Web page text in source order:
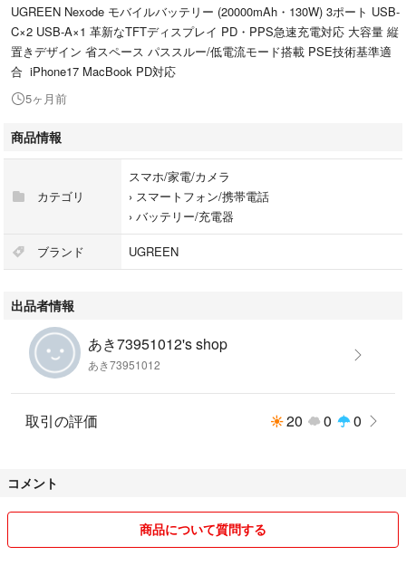
UGREEN Nexode モバイルバッテリー (20000mAh・130W) 3ポート USB-
C×2 USB-A×1 革新なTFTディスプレイ PD・PPS急速充電対応 大容量 縦
置きデザイン 省スペース パススルー/低電流モード搭載 PSE技術基準適
合 iPhone17 MacBook PD対応
5ヶ月前
商品情報
カテゴリ
スマホ/家電/カメラ
› スマートフォン/携帯電話
› バッテリー/充電器
ブランド UGREEN
出品者情報
あき73951012's shop
あき73951012
取引の評価 20 0 0
コメント
商品について質問する